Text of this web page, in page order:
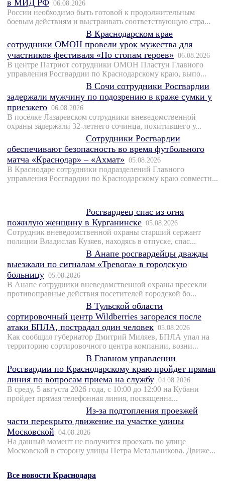
в МИД РФ 06.08.2026
России необходимо быть готовой к продолжительным
боевым действиям и выстраивать соответствующую стра...
В Краснодарском крае
сотрудники ОМОН провели урок мужества для
участников фестиваля «По стопам героев» 06.08.2026
В центре Патриот сотрудники ОМОН Пластун Главного
управления Росгвардии по Краснодарскому краю, выпо...
В Сочи сотрудники Росгвардии
задержали мужчину по подозрению в краже сумки у
приезжего 06.08.2026
В посёлке Лазаревском сотрудники вневедомственной
охраны задержали 32-летнего сочинца, похитившего у...
Сотрудники Росгвардии
обеспечивают безопасность во время футбольного
матча «Краснодар» – «Ахмат» 05.08.2026
В Краснодаре сотрудники подразделений Главного
управления Росгвардии по Краснодарскому краю совместн...
Росгвардеец спас из огня
пожилую женщину в Курганинске 05.08.2026
Сотрудник вневедомственной охраны старший сержант
полиции Владислав Кузяев, находясь в отпуске, спас...
В Анапе росгвардейцы дважды
выезжали по сигналам «Тревога» в городскую
больницу 05.08.2026
В Анапе сотрудники вневедомственной охраны пресекли
противоправные действия посетителей городской бо...
В Тульской области
сортировочный центр Wildberries загорелся после
атаки БПЛА, пострадал один человек 05.08.2026
Как сообщил губернатор Дмитрий Миляев, БПЛА упал на
территорию сортировочного центра компании, возни...
В Главном управлении
Росгвардии по Краснодарскому краю пройдет прямая
линия по вопросам приема на службу 04.08.2026
В среду, 5 августа 2026 года, с 10:00 до 12:00 на Кубани
пройдет прямая телефонная линия, посвященна...
Из-за подтопления проезжей
части перекрыто движение на участке улицы
Московской 04.08.2026
На данный момент не получится проехать по улице
Московской в сторону улицы Петра Метальникова. Движе...
Все новости Краснодара